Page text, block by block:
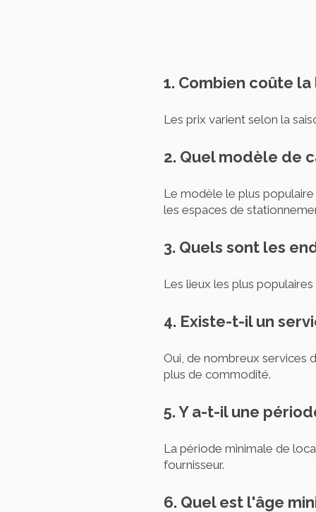
1. Combien coûte
Les prix varient selon la
2. Quel modèle de
Le modèle le plus
les espaces de
3. Quels sont les
Les lieux les plus
4. Existe-t-il un
Oui, de nombreux services
plus de commodité.
5. Y a-t-il une
La période minimale de
fournisseur.
6. Quel est l'âge